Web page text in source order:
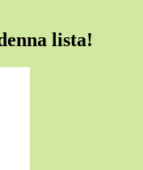
lista!